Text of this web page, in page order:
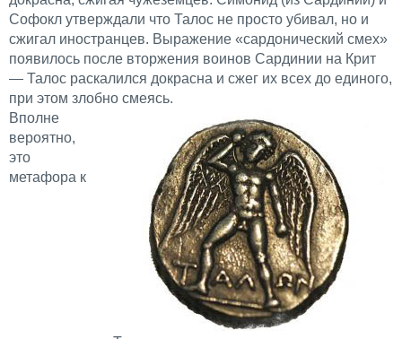
Софокл утверждали что Талос не просто убивал, но и
сжигал иностранцев. Выражение «сардонический смех»
появилось после вторжения воинов Сардинии на Крит
— Талос раскалился докрасна и сжег их всех до единого,
при этом злобно смеясь.
Вполне
вероятно,
это
метафора к